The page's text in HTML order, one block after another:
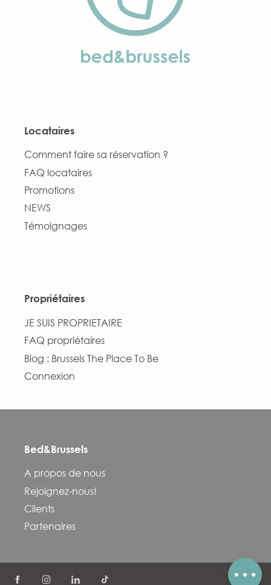
Locataires
Comment faire sa réservation ?
FAQ locataires
Promotions
NEWS
Témoignages
Propriétaires
JE SUIS PROPRIETAIRE
FAQ propriétaires
Blog : Brussels The Place To Be
Connexion
Bed&Brussels
A propos de nous
Rejoignez-nous!
Clients
Partenaires